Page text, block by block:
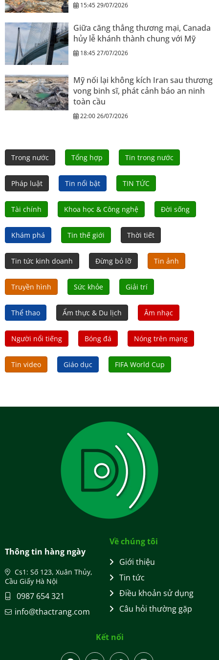
15:45 29/07/2026
Giữa căng thẳng thương mại, Canada
hủy lễ khánh thành chung với Mỹ
18:45 27/07/2026
Mỹ nối lại không kích Iran sau thương
vong binh sĩ, phát cảnh báo an ninh
toàn cầu
22:00 26/07/2026
Trong nước Tổng hợp Tin trong nước
Pháp luật Tin nổi bật TIN TỨC
Tài chính Khoa học & Công nghệ Đời sống
Khám phá Tin thế giới Thời tiết
Tin tức kinh doanh Đừng bỏ lỡ Tin ảnh
Truyền hình Sức khỏe Giải trí
Thể thao Ẩm thực & Du lịch Âm nhạc
Người nổi tiếng Bóng đá Nóng trên mạng
Tin video Giáo dục FIFA World Cup
Thông tin hàng ngày
Cs1: Số 123, Xuân Thủy,
Cầu Giấy Hà Nội
0987 654 321
info@thactrang.com
Về chúng tôi
Giới thiệu
Tin tức
Điều khoản sử dụng
Câu hỏi thường gặp
Kết nối